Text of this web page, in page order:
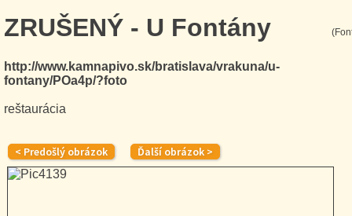
ZRUŠENÝ - U Fontány
http://www.kamnapivo.sk/bratislava/vrakuna/u-
fontany/POa4p/?foto
reštaurácia